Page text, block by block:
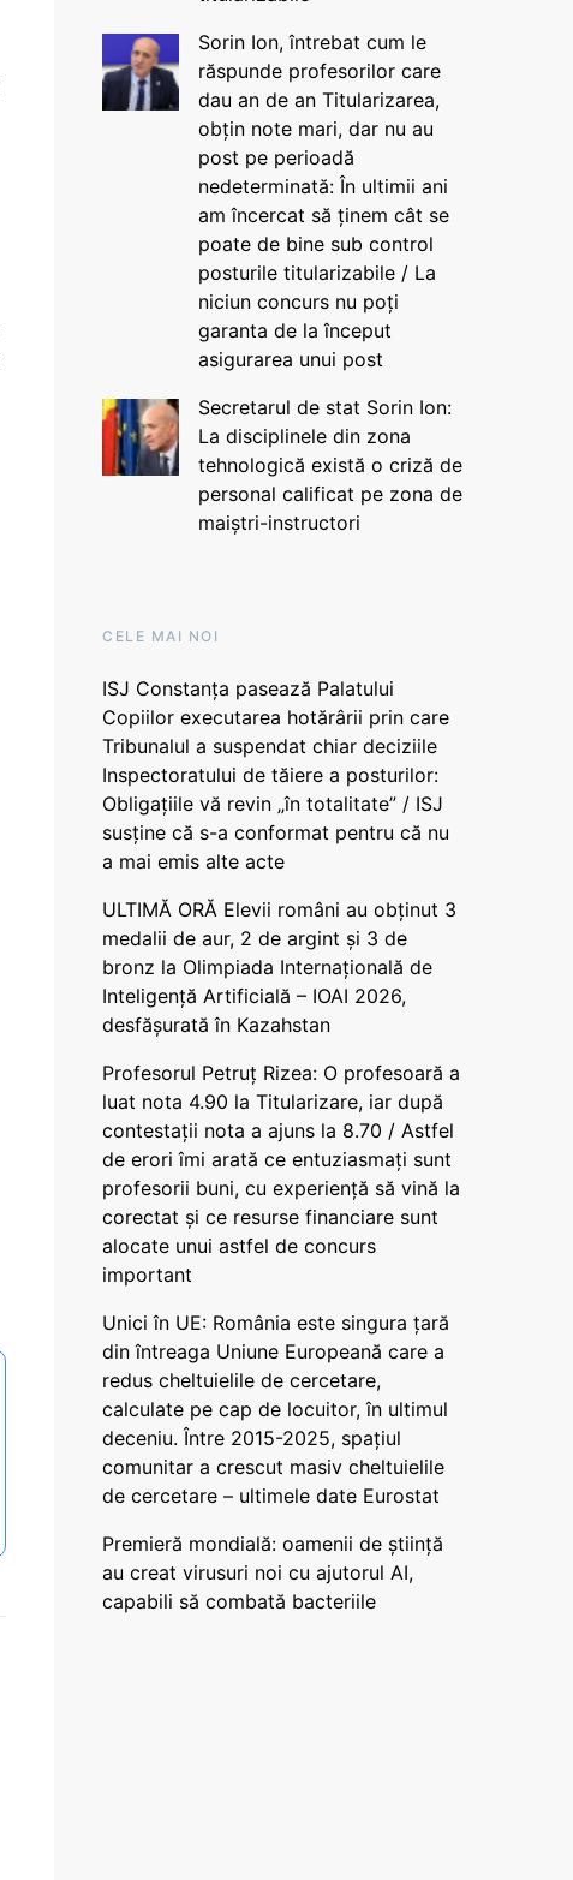
Sorin Ion, întrebat cum le
răspunde profesorilor care
dau an de an Titularizarea,
obțin note mari, dar nu au
post pe perioadă
nedeterminată: În ultimii ani
am încercat să ținem cât se
poate de bine sub control
posturile titularizabile / La
niciun concurs nu poți
garanta de la început
asigurarea unui post
Secretarul de stat Sorin Ion:
La disciplinele din zona
tehnologică există o criză de
personal calificat pe zona de
maiștri-instructori
CELE MAI NOI
ISJ Constanța pasează Palatului
Copiilor executarea hotărârii prin care
Tribunalul a suspendat chiar deciziile
Inspectoratului de tăiere a posturilor:
Obligațiile vă revin „în totalitate” / ISJ
susține că s-a conformat pentru că nu
a mai emis alte acte
ULTIMĂ ORĂ Elevii români au obținut 3
medalii de aur, 2 de argint și 3 de
bronz la Olimpiada Internațională de
Inteligență Artificială – IOAI 2026,
desfășurată în Kazahstan
Profesorul Petruț Rizea: O profesoară a
luat nota 4.90 la Titularizare, iar după
contestații nota a ajuns la 8.70 / Astfel
de erori îmi arată ce entuziasmați sunt
profesorii buni, cu experiență să vină la
corectat și ce resurse financiare sunt
alocate unui astfel de concurs
important
Unici în UE: România este singura țară
din întreaga Uniune Europeană care a
redus cheltuielile de cercetare,
calculate pe cap de locuitor, în ultimul
deceniu. Între 2015-2025, spațiul
comunitar a crescut masiv cheltuielile
de cercetare – ultimele date Eurostat
Premieră mondială: oamenii de știință
au creat virusuri noi cu ajutorul AI,
capabili să combată bacteriile